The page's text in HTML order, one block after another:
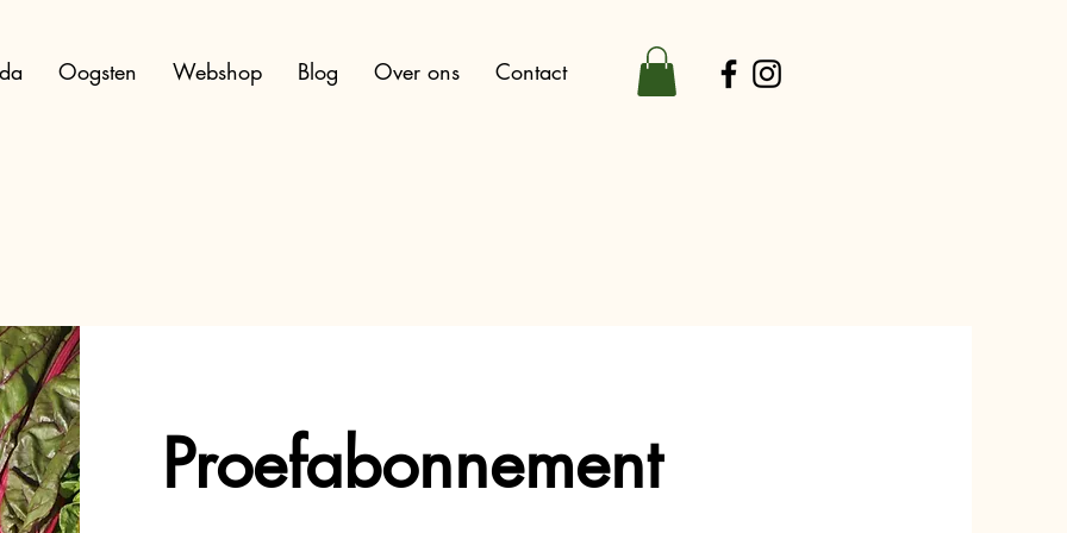
Oogsten Webshop Blog Over ons Contact
Proefabonnement